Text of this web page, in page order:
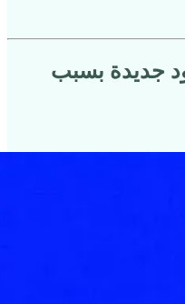
جديدة بسبب